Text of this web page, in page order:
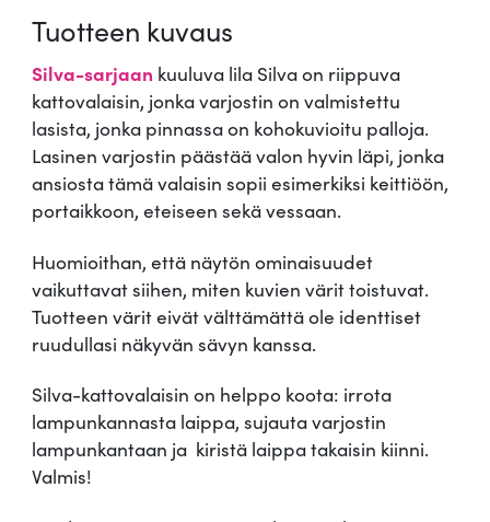
n
i
l
v
a
,
l
l
a
m
ä
ä
Tuotteen kuvaus
Silva-sarjaan kuuluva lila Silva on riippuva
kattovalaisin, jonka varjostin on valmistettu
lasista, jonka pinnassa on kohokuvioitu palloja.
Lasinen varjostin päästää valon hyvin läpi, jonka
ansiosta tämä valaisin sopii esimerkiksi keittiöön,
portaikkoon, eteiseen sekä vessaan.
Huomioithan, että näytön ominaisuudet
vaikuttavat siihen, miten kuvien värit toistuvat.
Tuotteen värit eivät välttämättä ole identtiset
ruudullasi näkyvän sävyn kanssa.
Silva-kattovalaisin on helppo koota: irrota
lampunkannasta laippa, sujauta varjostin
lampunkantaan ja kiristä laippa takaisin kiinni.
Valmis!